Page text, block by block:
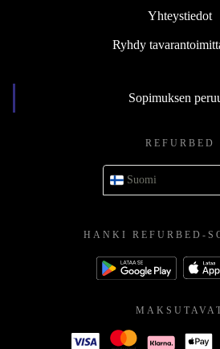
Yhteystiedot
Ryhdy
Sopimuksen
REFURBED
Suomi
HANKI REFURBED-